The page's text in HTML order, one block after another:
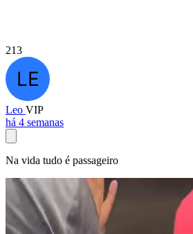
213
Leo VIP
há 4 semanas
Na vida tudo é passageiro